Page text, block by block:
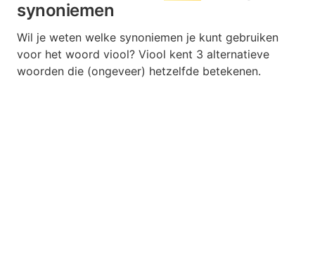
synoniemen
Wil je weten welke synoniemen je kunt gebruiken
voor het woord viool? Viool kent 3 alternatieve
woorden die (ongeveer) hetzelfde betekenen.